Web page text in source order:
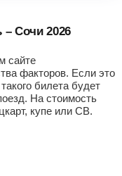
– Сочи 2026
сайте
факторов. Если это
билета будет
На стоимость
купе или СВ.